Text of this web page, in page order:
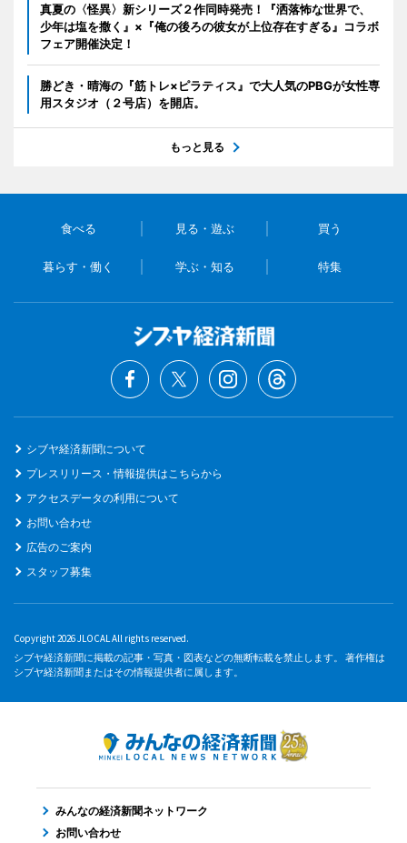
真夏の〈怪異〉新シリーズ２作同時発売！『洒落怖な世界で、
少年は塩を撒く』×『俺の後ろの彼女が上位存在すぎる』コラボ
フェア開催決定！
勝どき・晴海の『筋トレ×ピラティス』で大人気のPBGが女性専
用スタジオ（２号店）を開店。
もっと見る
食べる 見る・遊ぶ 買う
暮らす・働く 学ぶ・知る 特集
シブヤ経済新聞について
プレスリリース・情報提供はこちらから
アクセスデータの利用について
お問い合わせ
広告のご案内
スタッフ募集
Copyright 2026 JLOCAL All rights reserved.
シブヤ経済新聞に掲載の記事・写真・図表などの無断転載を禁止します。 著作権は
シブヤ経済新聞またはその情報提供者に属します。
みんなの経済新聞ネットワーク
お問い合わせ